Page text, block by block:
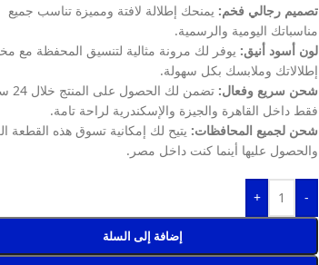
تصميم رجالي فخم: يمنحك إطلالة لافتة ومميزة تناسب جميع
مناسباتك اليومية والرسمية.
لون أسود أنيق: يوفر لك مرونة مثالية لتنسيق المحفظة مع
إطلالاتك وملابسك بكل سهولة.
شحن سريع وفعال:
تضمن لك
فقط داخل القاهرة والجيزة والإسكندرية لراحة تامة.
شحن لجميع المحافظات: يتيح لك إمكانية تسوق هذه القطعة
والحصول عليها أينما كنت داخل مصر.
-
+
إضافة إلى السلة